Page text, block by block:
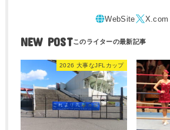
NEW POST
2026 大事なJFLカップ